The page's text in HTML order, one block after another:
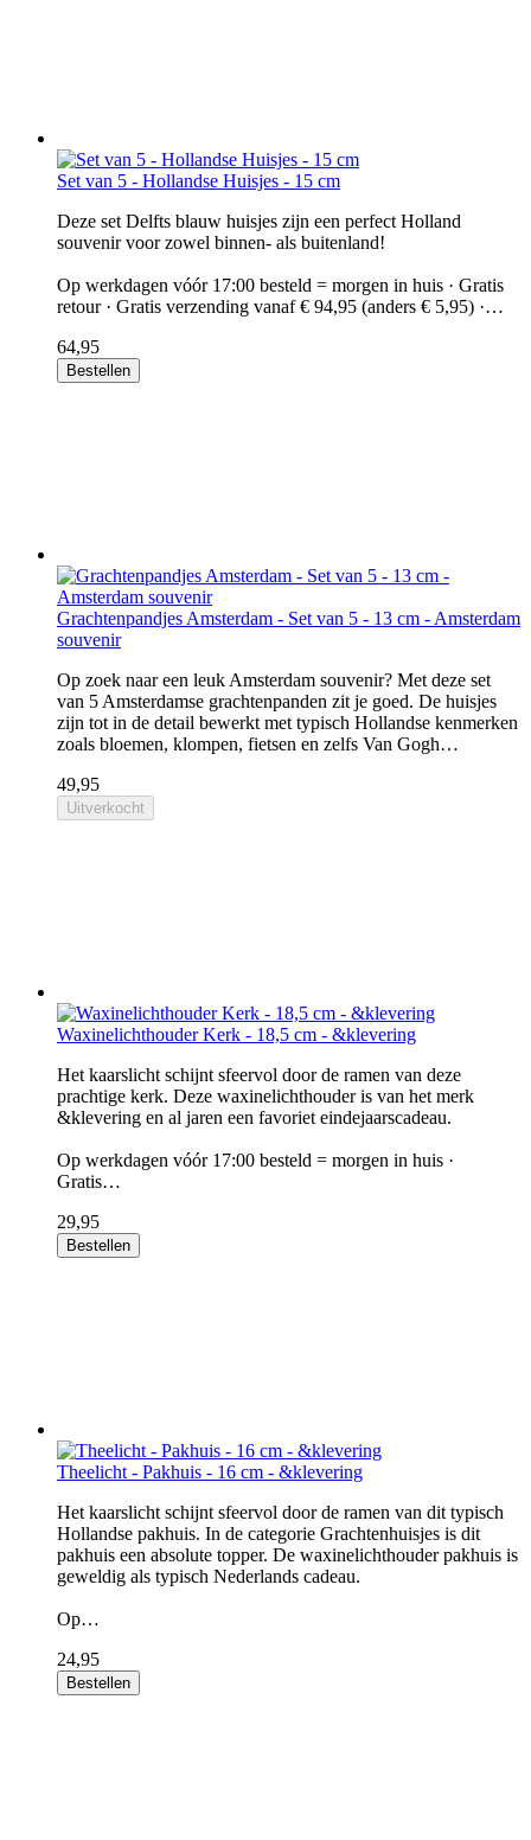
Set van 5 - Hollandse Huisjes - 15 cm
Deze set Delfts blauw huisjes zijn een perfect Holland
souvenir voor zowel binnen- als buitenland!
Op werkdagen vóór 17:00 besteld = morgen in huis · Gratis
retour · Gratis verzending vanaf € 94,95 (anders € 5,95) ·…
64,95
Bestellen
Grachtenpandjes Amsterdam - Set van 5 - 13 cm - Amsterdam
souvenir
Op zoek naar een leuk Amsterdam souvenir? Met deze set
van 5 Amsterdamse grachtenpanden zit je goed. De huisjes
zijn tot in de detail bewerkt met typisch Hollandse kenmerken
zoals bloemen, klompen, fietsen en zelfs Van Gogh…
49,95
Uitverkocht
Waxinelichthouder Kerk - 18,5 cm - &klevering
Het kaarslicht schijnt sfeervol door de ramen van deze
prachtige kerk. Deze waxinelichthouder is van het merk
&klevering en al jaren een favoriet eindejaarscadeau.
Op werkdagen vóór 17:00 besteld = morgen in huis ·
Gratis…
29,95
Bestellen
Theelicht - Pakhuis - 16 cm - &klevering
Het kaarslicht schijnt sfeervol door de ramen van dit typisch
Hollandse pakhuis. In de categorie Grachtenhuisjes is dit
pakhuis een absolute topper. De waxinelichthouder pakhuis is
geweldig als typisch Nederlands cadeau.
Op…
24,95
Bestellen